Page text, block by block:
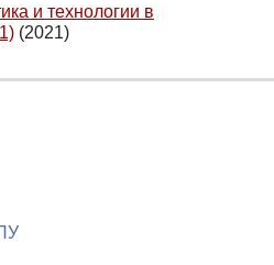
и технологии в
(2021)